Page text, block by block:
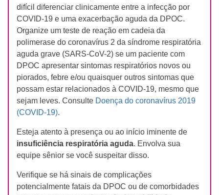
difícil diferenciar clinicamente entre a infecção por
COVID-19 e uma exacerbação aguda da DPOC.
Organize um teste de reação em cadeia da
polimerase do coronavírus 2 da síndrome respiratória
aguda grave (SARS-CoV-2) se um paciente com
DPOC apresentar sintomas respiratórios novos ou
piorados, febre e/ou quaisquer outros sintomas que
possam estar relacionados à COVID-19, mesmo que
sejam leves. Consulte Doença do coronavírus 2019
(COVID-19).
Esteja atento à presença ou ao início iminente de
insuficiência respiratória aguda. Envolva sua
equipe sênior se você suspeitar disso.
Verifique se há sinais de complicações
potencialmente fatais da DPOC ou de comorbidades